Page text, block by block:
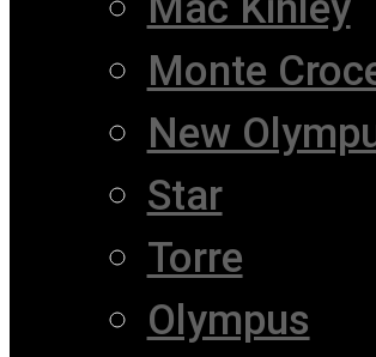
Monte
New
Star
Torre
Olympus